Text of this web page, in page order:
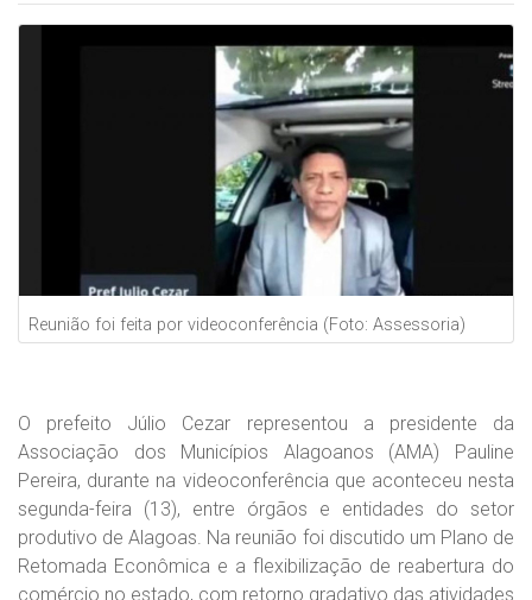
Reunião foi feita por videoconferência (Foto: Assessoria)
O prefeito Júlio Cezar representou a presidente da
Associação dos Municípios Alagoanos (AMA) Pauline
Pereira, durante na videoconferência que aconteceu nesta
segunda-feira (13), entre órgãos e entidades do setor
produtivo de Alagoas. Na reunião foi discutido um Plano de
Retomada Econômica e a flexibilização de reabertura do
comércio no estado, com retorno gradativo das atividades